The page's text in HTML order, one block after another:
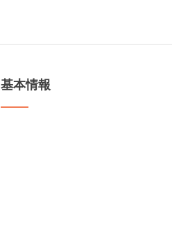
基本情報